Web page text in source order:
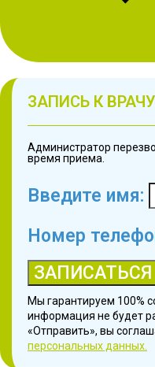
ЗАПИСЬ К
Администратор
время приема.
Введите имя:
Номер
Мы гарантируем 100%
информация не будет
«Отправить», вы
персональных данных.